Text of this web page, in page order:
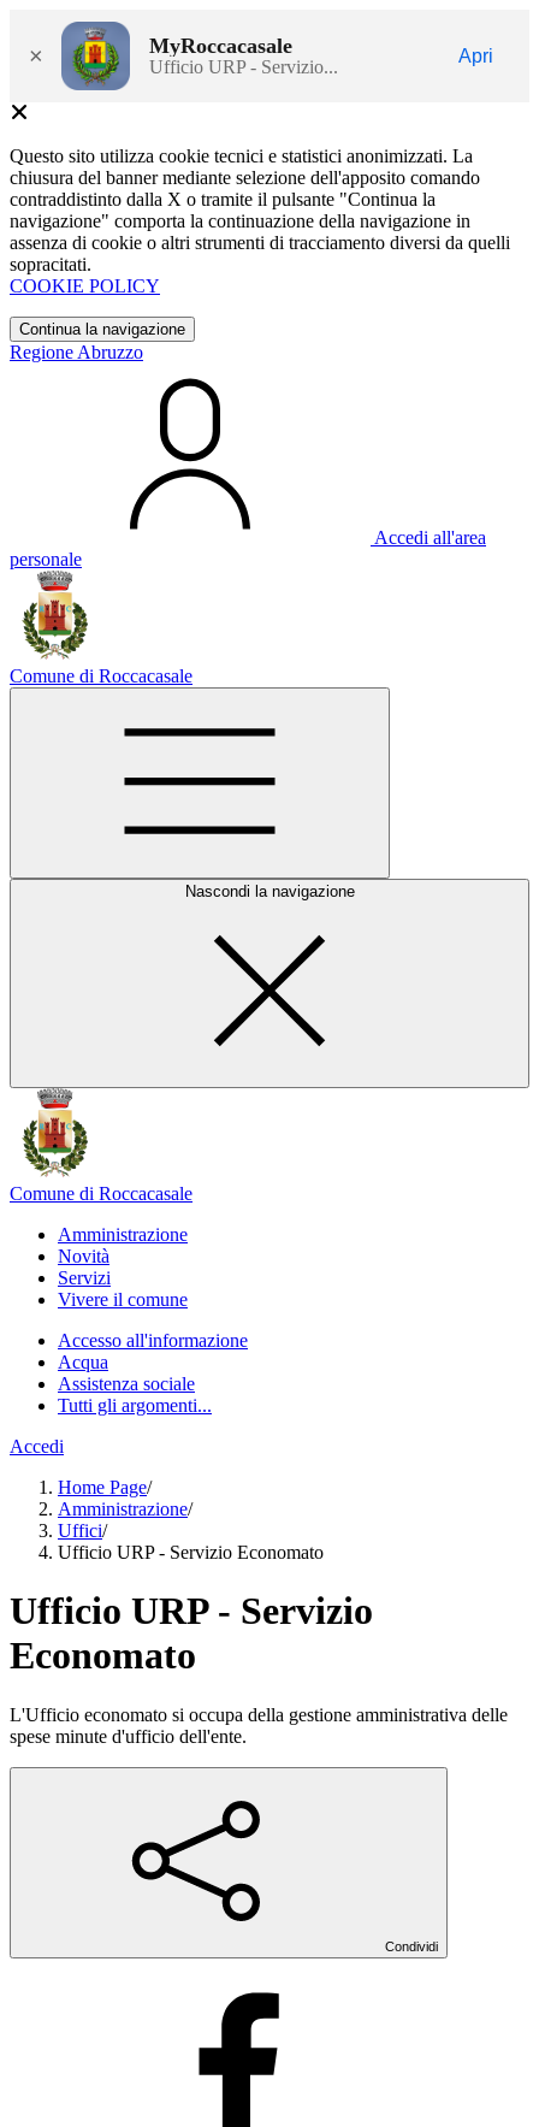
× MyRoccacasale
Ufficio URP - Servizio...
Apri
Questo sito utilizza cookie tecnici e statistici anonimizzati. La
chiusura del banner mediante selezione dell'apposito comando
contraddistinto dalla X o tramite il pulsante "Continua la
navigazione" comporta la continuazione della navigazione in
assenza di cookie o altri strumenti di tracciamento diversi da quelli
sopracitati.
COOKIE POLICY
Continua la navigazione
Regione Abruzzo
Accedi all'area
personale
Comune di Roccacasale
Nascondi la navigazione
Comune di Roccacasale
Amministrazione
Novità
Servizi
Vivere il comune
Accesso all'informazione
Acqua
Assistenza sociale
Tutti gli argomenti...
Accedi
Home Page/
Amministrazione/
Uffici/
Ufficio URP - Servizio Economato
Ufficio URP - Servizio
Economato
L'Ufficio economato si occupa della gestione amministrativa delle
spese minute d'ufficio dell'ente.
Condividi